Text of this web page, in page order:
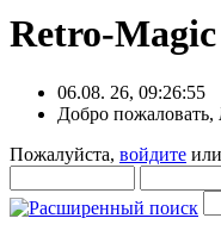
Retro-
06.08. 26, 09:26:55
Добро пожаловать,
Пожалуйста, войдите или